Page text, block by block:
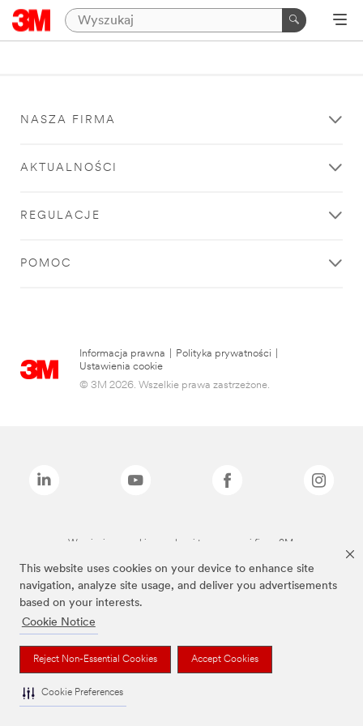
This website uses cookies on your device to enhance site
navigation, analyze site usage, and deliver you advertisements
based on your interests.
Cookie Notice
Reject Non-Essential Cookies Accept Cookies
Cookie Preferences
NASZA FIRMA
AKTUALNOŚCI
REGULACJE
POMOC
Informacja prawna Polityka prywatności
Ustawienia cookie
© 3M 2026. Wszelkie prawa zastrzeżone.
Wymienione marki są znakami towarowymi firmy 3M.